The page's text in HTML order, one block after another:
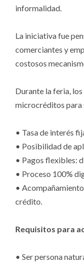
informalidad.
La iniciativa fue
comerciantes y
costosos
Durante la feria,
microcréditos para
• Tasa de interés
• Posibilidad de
• Pagos flexibles:
• Proceso 100%
•
crédito.
Requisitos para
• Ser persona